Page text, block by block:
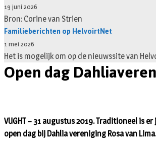
19 juni 2026
Bron: Corine van Strien
Familieberichten op HelvoirtNet
1 mei 2026
Het is mogelijk om op de nieuwssite van
Open dag
VUGHT – 31 augustus 2019. Traditioneel is
open dag bij Dahlia vereniging Rosa van